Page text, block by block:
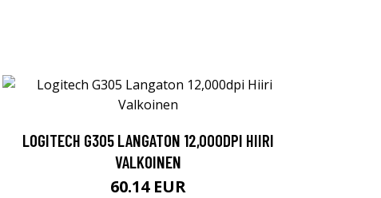
LOGITECH G305 LANGATON 12,000DPI HIIRI
VALKOINEN
60.14 EUR